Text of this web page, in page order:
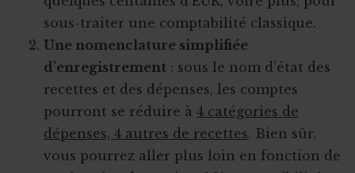
sous-traiter une comptabilité classique.
Une nomenclature simplifiée
d’enregistrement : sous le nom d’état des
recettes et des dépenses, les comptes
pourront se réduire à 4 catégories de
dépenses, 4 autres de recettes. Bien sûr,
vous pourrez aller plus loin en fonction de